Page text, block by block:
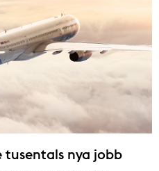
tusentals nya jobb